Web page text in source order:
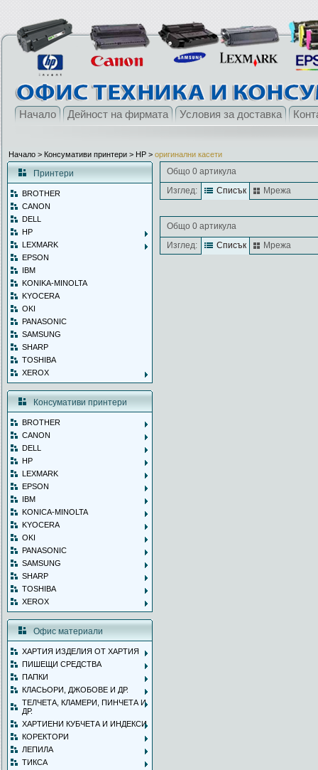
Начало Дейност на фирмата Условия за доставка
Начало > Консумативи принтери > HP > оригинални касети
Принтери
BROTHER
CANON
DELL
HP
LEXMARK
EPSON
IBM
KONIKA-MINOLTA
KYOCERA
OKI
PANASONIC
SAMSUNG
SHARP
TOSHIBA
XEROX
Консумативи принтери
BROTHER
CANON
DELL
HP
LEXMARK
EPSON
IBM
KONICA-MINOLTA
KYOCERA
OKI
PANASONIC
SAMSUNG
SHARP
TOSHIBA
XEROX
Офис материали
ХАРТИЯ ИЗДЕЛИЯ ОТ ХАРТИЯ
ПИШЕЩИ СРЕДСТВА
ПАПКИ
КЛАСЬОРИ, ДЖОБОВЕ И ДР.
ТЕЛЧЕТА, КЛАМЕРИ, ПИНЧЕТА И
ДР.
ХАРТИЕНИ КУБЧЕТА И ИНДЕКСИ
КОРЕКТОРИ
ЛЕПИЛА
ТИКСА
Общо 0 артикула
Изглед:
Списък Мрежа
Общо 0 артикула
Изглед:
Списък Мрежа